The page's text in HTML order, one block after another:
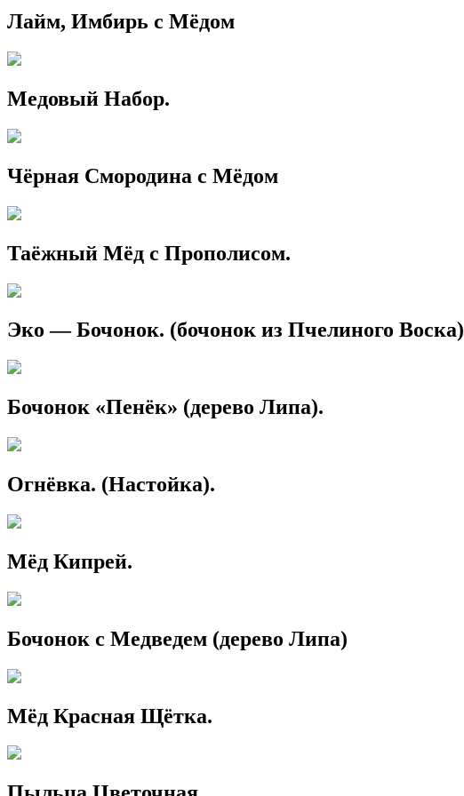
Лайм, Имбирь с Мёдом
Медовый Набор.
Чёрная Смородина с Мёдом
Таёжный Мёд с Прополисом.
Эко — Бочонок. (бочонок из Пчелиного Воска)
Бочонок «Пенёк» (дерево Липа).
Огнёвка. (Настойка).
Мёд Кипрей.
Бочонок с Медведем (дерево Липа)
Мёд Красная Щётка.